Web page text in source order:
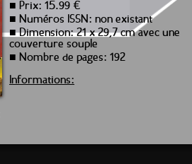
■ Prix: 15.99 €
■ Numéros ISSN: non existant
■ Dimension: 21 x 29,7 cm avec une
couverture souple
■ Nombre de pages: 192
Informations: